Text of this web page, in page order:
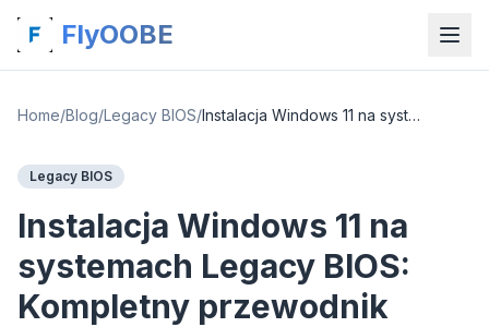
FlyOOBE
Home/Blog/Legacy BIOS/ Instalacja Windows 11 na systemach Legacy BIOS: Kompletny przewodnik
Legacy BIOS
Instalacja Windows 11 na
systemach Legacy BIOS:
Kompletny przewodnik